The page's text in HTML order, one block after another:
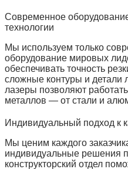
Современное
технологии
Мы используем только
оборудование мировых
обеспечивать точность
сложные контуры и
лазеры позволяют
металлов — от стали и
Индивидуальный подход к
Мы ценим каждого
индивидуальные решения
конструкторский отдел